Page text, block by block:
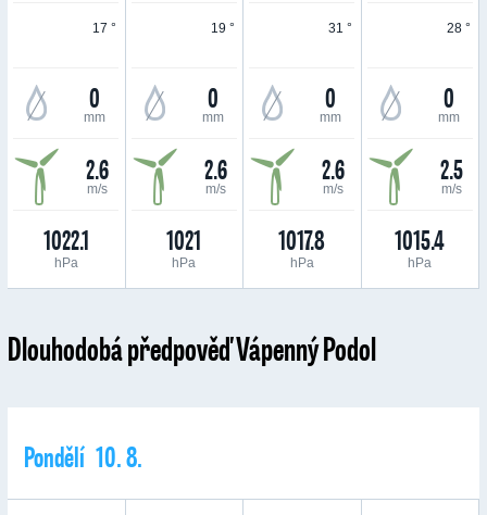
17 °
0
mm
2.6
m/s
1022.1
hPa
19 °
0
mm
2.6
m/s
1021
hPa
31 °
0
mm
2.6
m/s
1017.8
hPa
28 °
0
mm
2.5
m/s
1015.4
hPa
Dlouhodobá předpověď Vápenný Podol
Pondělí 10. 8.